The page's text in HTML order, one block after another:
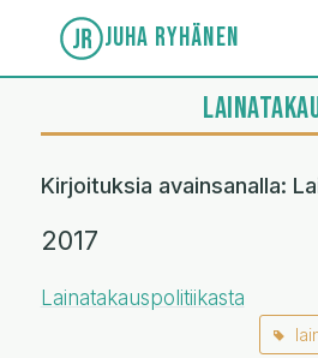
JUHA RYHÄNEN
Kirjoituksia avainsanalla:
2017
Lainatakauspolitiikasta